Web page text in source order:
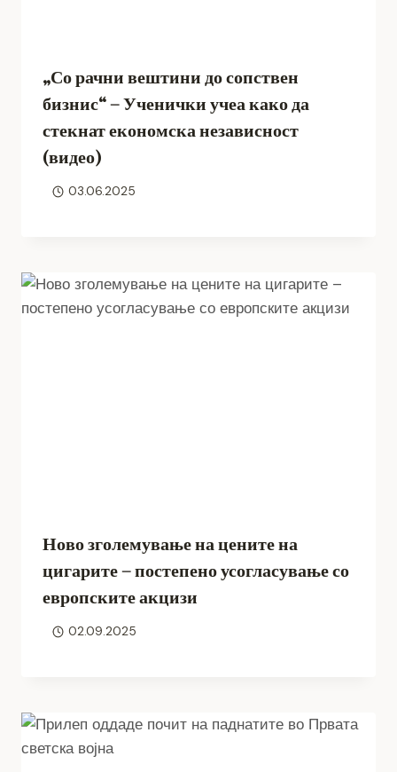
„Со рачни вештини до сопствен
бизнис“ – Ученички учеа како да
стекнат економска независност
(видео)
03.06.2025
Ново зголемување на цените на
цигарите – постепено усогласување со
европските акцизи
02.09.2025